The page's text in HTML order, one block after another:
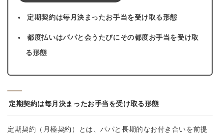
定期契約は毎月決まったお手当を受け取る形態
都度払いはパパと会うたびにその都度お手当を受け取
る形態
定期契約は毎月決まったお手当を受け取る形態
定期契約（月極契約）とは、パパと長期的なお付き合いを前提